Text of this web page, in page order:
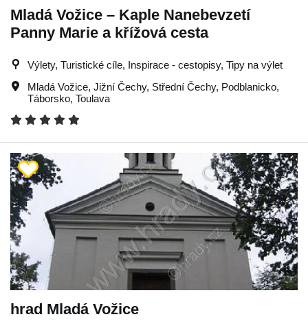
Mladá Vožice – Kaple Nanebevzetí
Panny Marie a křížová cesta
Výlety, Turistické cíle, Inspirace - cestopisy, Tipy na výlet
Mladá Vožice, Jižní Čechy, Střední Čechy, Podblanicko,
Táborsko, Toulava
hrad Mladá Vožice